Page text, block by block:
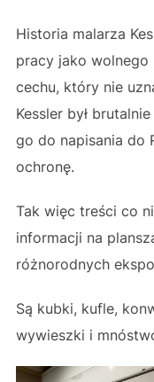
Historia malarza
pracy jako
cechu, który nie
Kessler był
go do napisania do
ochronę.
Tak więc treści co
informacji na
różnorodnych
Są kubki, kufle,
wywieszki i